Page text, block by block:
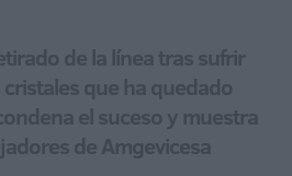
de la línea tras sufrir
que ha quedado
el suceso y muestra
de Amgevicesa